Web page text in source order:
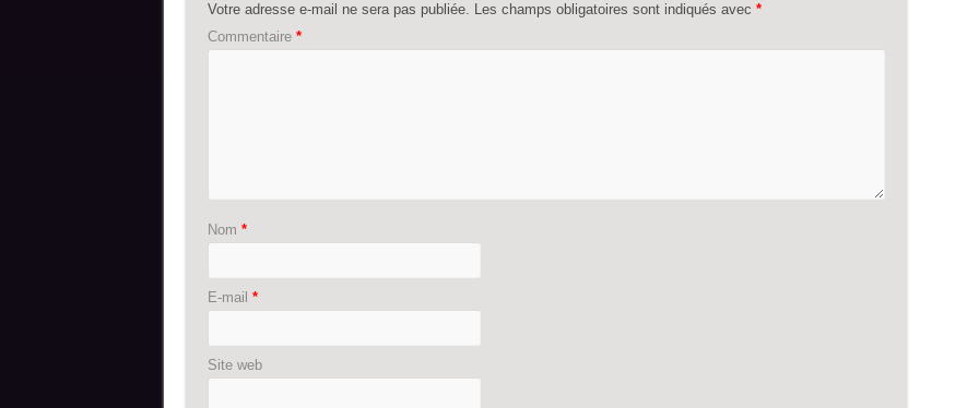
Votre adresse e-mail ne sera pas publiée. Les champs obligatoires sont indiqués avec *
Commentaire *
Nom *
E-mail *
Site web